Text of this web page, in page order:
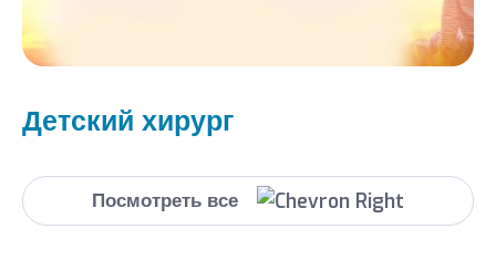
Детский хирург
Посмотреть все